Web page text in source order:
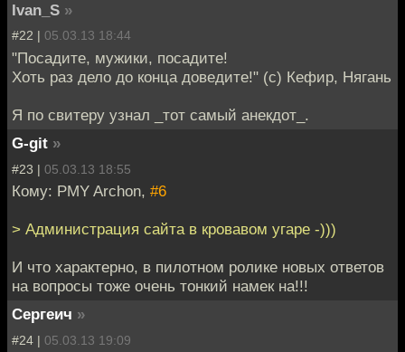
Ivan_S »
#22 | 05.03.13 18:44
"Посадите, мужики, посадите!
Хоть раз дело до конца доведите!" (с) Кефир, Нягань
Я по свитеру узнал _тот самый анекдот_.
G-git »
#23 | 05.03.13 18:55
Кому: PMY Archon, #6
> Администрация сайта в кровавом угаре -)))
И что характерно, в пилотном ролике новых ответов
на вопросы тоже очень тонкий намек на!!!
Сергеич »
#24 | 05.03.13 19:09